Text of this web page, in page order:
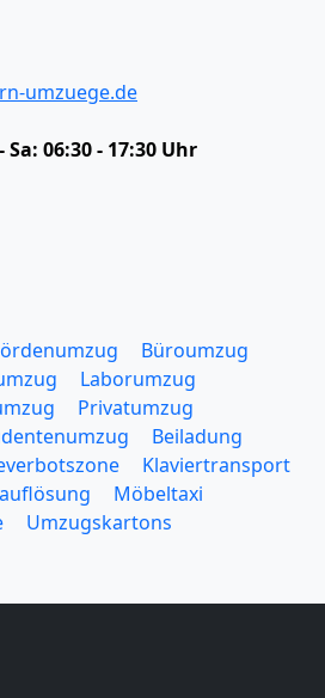
umzuege.de
Sa: 06:30 - 17:30 Uhr
Büroumzug
Laborumzug
Privatumzug
Beiladung
Klaviertransport
Möbeltaxi
Umzugskartons